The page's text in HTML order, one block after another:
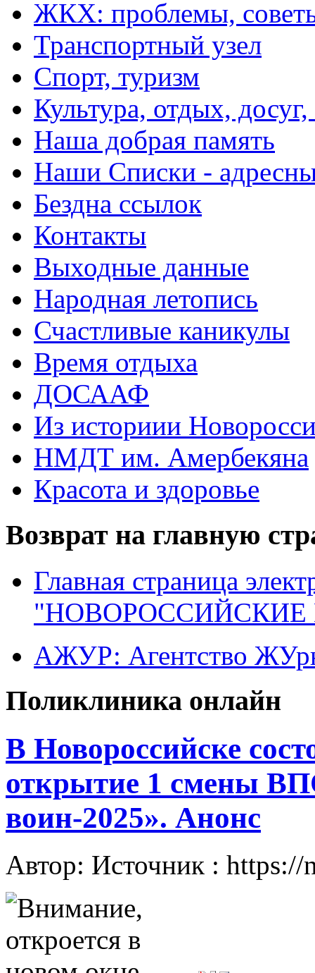
ЖКХ: проблемы,
Транспортный узел
Спорт, туризм
Культура, отдых,
Наша добрая память
Наши Списки -
Бездна ссылок
Контакты
Выходные данные
Народная летопись
Счастливые каникулы
Время отдыха
ДОСААФ
Из историии
НМДТ им. Амербекяна
Красота и здоровье
Возврат на главную
Главная страница
"НОВОРОССИЙСКИЕ
АЖУР: Агентство
Поликлиника онлайн
В Новороссийске
открытие 1 смены
воин-2025». Анонс
Автор: Источник : https://